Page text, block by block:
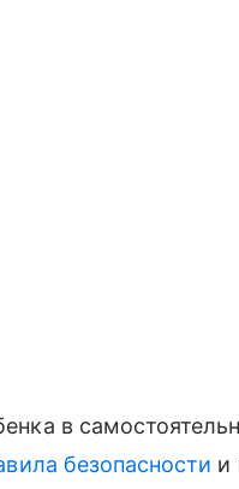
в
безопасности и